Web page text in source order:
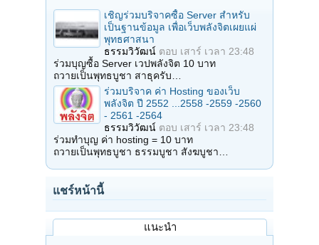
เชิญร่วมบริจาคซื้อ Server สำหรับ
เป็นฐานข้อมูล เพื่อเว็บพลังจิตเผยแผ่
พุทธศาสนา
ธรรมวิวัฒน์ ตอบ เสาร์ เวลา 23:48
ร่วมบุญซื้อ Server เวปพลังจิต 10 บาท
ถวายเป็นพุทธบูชา สาธุครับ…
ร่วมบริจาค ค่า Hosting ของเว็บ
พลังจิต ปี 2552 ...2558 -2559 -2560
- 2561 -2564
ธรรมวิวัฒน์ ตอบ เสาร์ เวลา 23:48
ร่วมทำบุญ ค่า hosting = 10 บาท
ถวายเป็นพุทธบูชา ธรรมบูชา สังฆบูชา…
แชร์หน้านี้
แนะนำ